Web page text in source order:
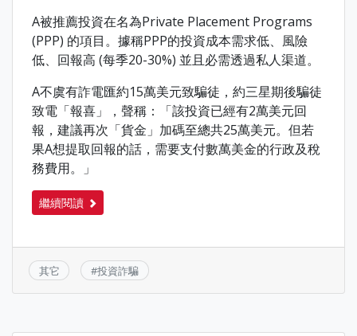
A被推薦投資在名為Private Placement Programs
(PPP) 的項目。據稱PPP的投資成本需求低、風險
低、回報高 (每季20-30%) 並且必需透過私人渠道。
A不虞有詐電匯約15萬美元致騙徒，約三星期後騙徒
致電「報喜」，聲稱：「該投資已經有2萬美元回
報，建議再次「貨金」加碼至總共25萬美元。但若
果A想提取回報的話，需要支付數萬美金的行政及稅
務費用。」
繼續閱讀
其它 #投資詐騙